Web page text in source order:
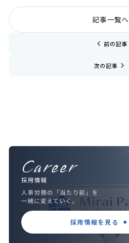
chevron_left 前の記事
記事一覧へ
次の記事 navigate_next
Career
採用情報
人事労務の「当たり前」を
一緒に変えていく。
採用情報を見る